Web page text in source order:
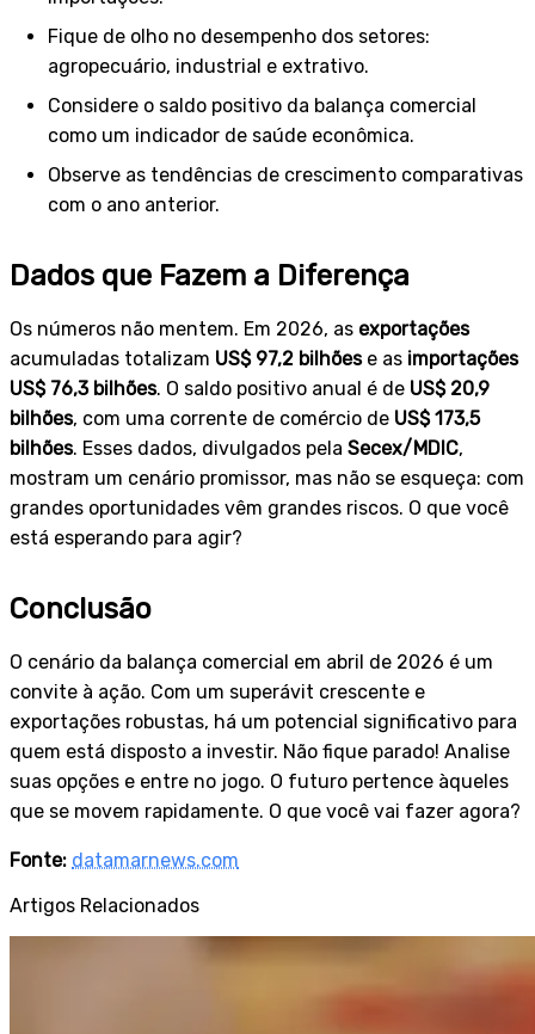
Fique de olho no desempenho dos setores:
agropecuário, industrial e extrativo.
Considere o saldo positivo da balança comercial
como um indicador de saúde econômica.
Observe as tendências de crescimento comparativas
com o ano anterior.
Dados que Fazem a Diferença
Os números não mentem. Em 2026, as exportações
acumuladas totalizam US$ 97,2 bilhõese as importações
US$ 76,3 bilhões. O saldo positivo anual é de US$ 20,9
bilhões, com uma corrente de comércio de US$ 173,5
bilhões. Esses dados, divulgados pela Secex/MDIC,
mostram um cenário promissor, mas não se esqueça: com
grandes oportunidades vêm grandes riscos. O que você
está esperando para agir?
Conclusão
O cenário da balança comercial em abril de 2026 é um
convite à ação. Com um superávit crescente e
exportações robustas, há um potencial significativo para
quem está disposto a investir. Não fique parado! Analise
suas opções e entre no jogo. O futuro pertence àqueles
que se movem rapidamente. O que você vai fazer agora?
Fonte: datamarnews.com
Artigos Relacionados